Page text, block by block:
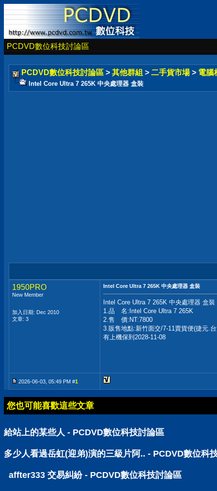
PCDVD數位科技討論區
PCDVD數位科技討論區 > 其他群組 > 二手貨市場 > 電腦
Intel Core Ultra 7 265K 中央處理器 盒裝
1950PRO
New Member
加入日期: Dec 2010
文章: 3
Intel Core Ultra 7 265K 中央處理器 盒裝
Intel Core Ultra 7 265K 中央處理器 盒裝
1.品 名:Intel Core Ultra 7 265K
2.售 價:NT:7800
3.販售地點:新竹面交/7-11賣貨便(捷元.
有上機保到2028-11-08
2026-06-03, 05:49 PM #1
您也可能喜歡這些文章
給站上的某些人 - PCDVD數位科技討論區
多少人看過岳虹(迎弟)演的三級片阿.. - PCDVD數位科
affter333 交易糾紛 - PCDVD數位科技討論區